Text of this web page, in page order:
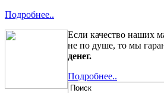
Подробнее..
Если качество наших
не по душе, то мы
денег.
Подробнее..